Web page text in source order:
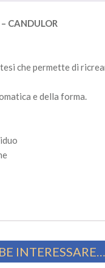
CANDULOR
che permette di
e della forma.
INTERESSARE…